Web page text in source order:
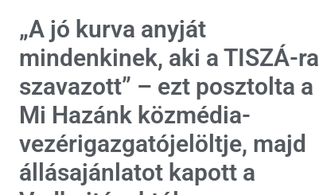
„A jó kurva anyját
mindenkinek, aki a TISZÁ-ra
szavazott” – ezt posztolta a
Mi Hazánk közmédia-
vezérigazgatójelöltje, majd
állásajánlatot kapott a